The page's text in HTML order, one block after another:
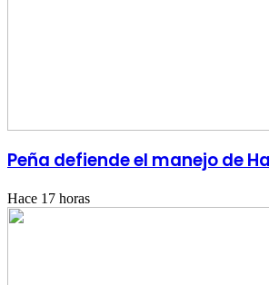
Peña defiende el manejo de
Hace 17 horas